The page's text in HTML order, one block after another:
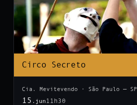
Circo Secreto
Cia. Mevitevendo · São Paulo — SP
15 .jun 11h30